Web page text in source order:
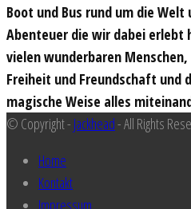
Boot und Bus rund um die
Abenteuer die wir dabei erlebt
vielen wunderbaren
Freiheit und Freundschaft und
magische Weise alles
© Copyright - Jackhead- All Rights
Home
Kontakt
Impressum